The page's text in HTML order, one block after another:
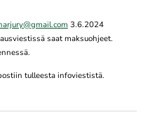
3.6.2024
saat maksuohjeet.
tulleesta infoviestistä.